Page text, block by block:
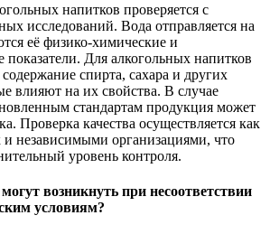
напитков проверяется с
исследований. Вода отправляется на
её физико-химические и
показатели. Для алкогольных напитков
спирта, сахара и других
влияют на их свойства. В случае
стандартам продукция может
Проверка качества осуществляется как
и независимыми организациями, что
уровень контроля.
возникнуть при несоответствии
условиям?